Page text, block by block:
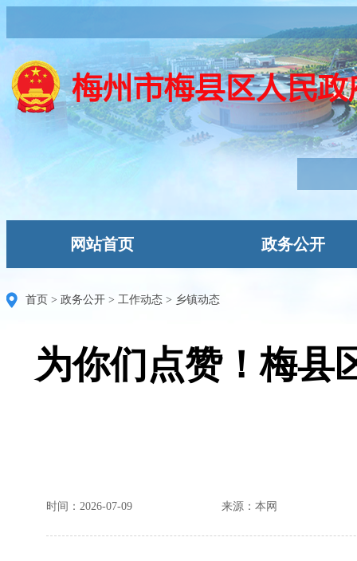
网站首页 政务公开
首页 > 政务公开 > 工作动态 > 乡镇动态
为你们点赞！梅县
时间：2026-07-09 来源：本网